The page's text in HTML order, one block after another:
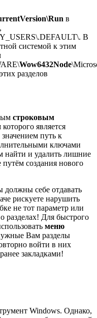
в
В
системой к этим
Wow6432Node
разделов
строковым
является
путь к
ключами
найти и удалить лишние
создания нового
должны себе отдавать
рискуете нарушить
не тот параметр или
разделах! Для быстрого
меню
Вам разделы
войти в них
закладками!
Windows. Однако,